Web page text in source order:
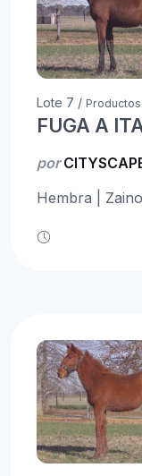
Lote 7 /
FUGA A
por
Hembra |